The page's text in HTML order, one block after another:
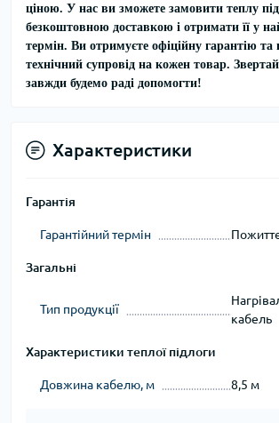
ціною. У нас ви зможете замовити теплу
безкоштовною доставкою і отримати її у
термін. Ви отримуєте офіційну гарантію та
технічний супровід на кожен товар.
завжди будемо раді допомогти!
Характеристики
Гарантія
Гарантійний термін
Загальні
Тип продукції
кабель
Характеристики теплої підлоги
Довжина кабелю, м 8,5 м